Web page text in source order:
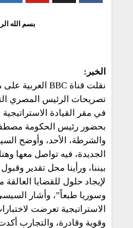
بسم الله
الخبر:
تصريحات الرئيس المصري
في مقر القيادة
بحضور رئيس الحكومة
والشرطة، الأحد، وأوضح
الجديدة، فيه تواصل معها
بيننا، ورأينا محل تقدير
لإيجاد حلول للقضايا
وسوريا طبعاً”، وأشار
الاستراتيجية تعرضت
وقوية وقادرة، والتجارب